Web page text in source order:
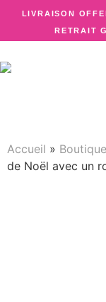
LIVRAISON
RETRAIT
Accueil » Boutique
de Noël avec un